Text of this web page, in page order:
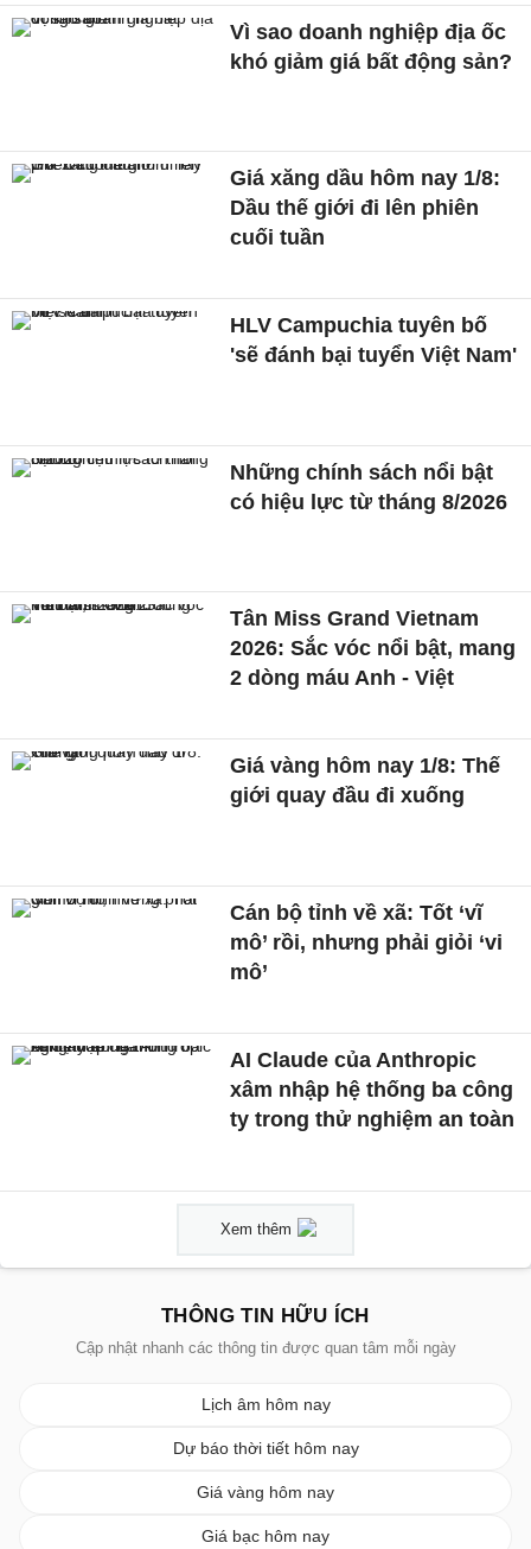
Vì sao doanh nghiệp địa ốc
khó giảm giá bất động sản?
Giá xăng dầu hôm nay 1/8:
Dầu thế giới đi lên phiên
cuối tuần
HLV Campuchia tuyên bố
'sẽ đánh bại tuyển Việt Nam'
Những chính sách nổi bật
có hiệu lực từ tháng 8/2026
Tân Miss Grand Vietnam
2026: Sắc vóc nổi bật, mang
2 dòng máu Anh - Việt
Giá vàng hôm nay 1/8: Thế
giới quay đầu đi xuống
Cán bộ tỉnh về xã: Tốt ‘vĩ
mô’ rồi, nhưng phải giỏi ‘vi
mô’
AI Claude của Anthropic
xâm nhập hệ thống ba công
ty trong thử nghiệm an toàn
Xem thêm
THÔNG TIN HỮU ÍCH
Cập nhật nhanh các thông tin được quan tâm mỗi ngày
Lịch âm hôm nay
Dự báo thời tiết hôm nay
Giá vàng hôm nay
Giá bạc hôm nay